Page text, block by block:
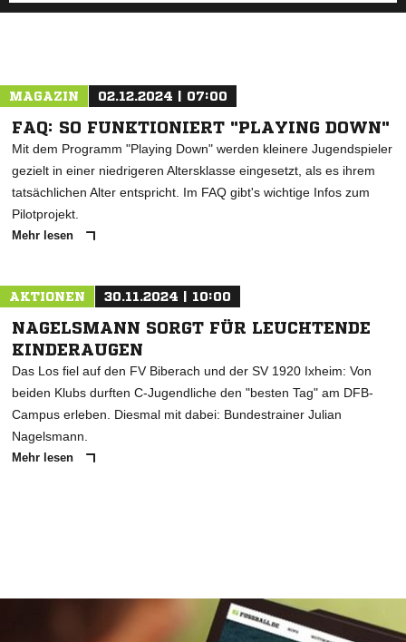
MAGAZIN 02.12.2024 | 07:00
FAQ: SO FUNKTIONIERT "PLAYING DOWN"
Mit dem Programm "Playing Down" werden kleinere Jugendspieler
gezielt in einer niedrigeren Altersklasse eingesetzt, als es ihrem
tatsächlichen Alter entspricht. Im FAQ gibt's wichtige Infos zum
Pilotprojekt.
Mehr lesen
AKTIONEN 30.11.2024 | 10:00
NAGELSMANN SORGT FÜR LEUCHTENDE
KINDERAUGEN
Das Los fiel auf den FV Biberach und der SV 1920 Ixheim: Von
beiden Klubs durften C-Jugendliche den "besten Tag" am DFB-
Campus erleben. Diesmal mit dabei: Bundestrainer Julian
Nagelsmann.
Mehr lesen